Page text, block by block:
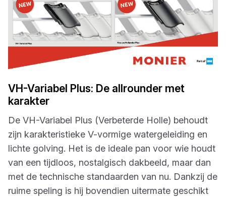
VH-Variabel Plus: De allrounder met
karakter
De VH-Variabel Plus (Verbeterde Holle) behoudt
zijn karakteristieke V-vormige watergeleiding en
lichte golving. Het is de ideale pan voor wie houdt
van een tijdloos, nostalgisch dakbeeld, maar dan
met de technische standaarden van nu. Dankzij de
ruime speling is hij bovendien uitermate geschikt